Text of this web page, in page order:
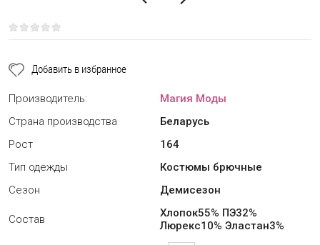
Добавить в избранное
Производитель:
Магия Моды
Страна производства
Беларусь
Рост
164
Тип одежды
Костюмы брючные
Сезон
Демисезон
Состав
Хлопок55% ПЭ32%
Люрекс10% Эластан3%